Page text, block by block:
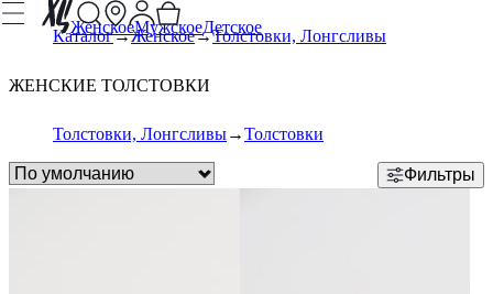
ЖенскоеМужскоеДетское
Каталог Женское Толстовки, Лонгсливы
ЖЕНСКИЕ ТОЛСТОВКИ
Толстовки, Лонгсливы Толстовки
Фильтры